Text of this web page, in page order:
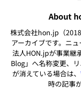
About
株式会社hon.jp（
アーカイブです。ニ
法人HON.jpが事業継
Blog」へ名称変更、
が消えている場合は、
時の記事